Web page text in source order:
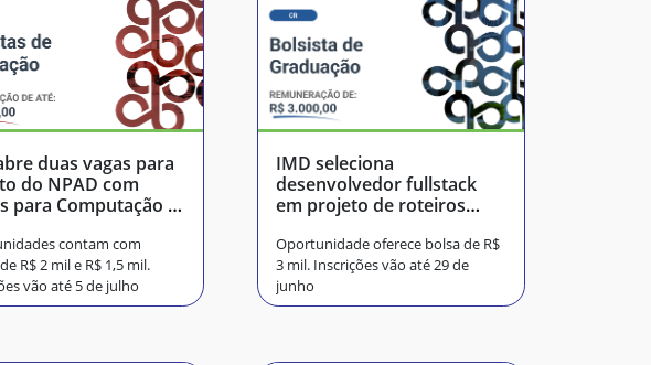
duas vagas para
do NPAD com
para Computação e
contam com
R$ 2 mil e R$ 1,5 mil.
vão até 5 de julho
IMD seleciona
desenvolvedor fullstack
em projeto de roteiros
Oportunidade oferece bolsa de R$
3 mil. Inscrições vão até 29 de
junho